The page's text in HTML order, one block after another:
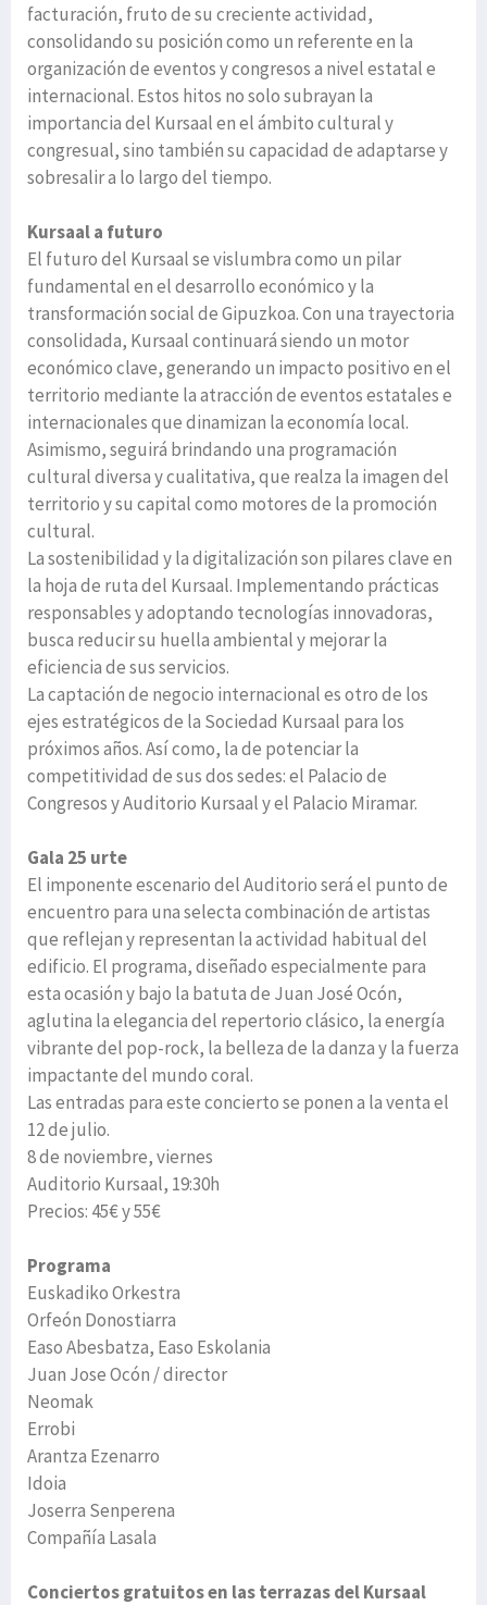
facturación, fruto de su creciente actividad,
consolidando su posición como un referente en la
organización de eventos y congresos a nivel estatal e
internacional. Estos hitos no solo subrayan la
importancia del Kursaal en el ámbito cultural y
congresual, sino también su capacidad de adaptarse y
sobresalir a lo largo del tiempo.
Kursaal a futuro
El futuro del Kursaal se vislumbra como un pilar
fundamental en el desarrollo económico y la
transformación social de Gipuzkoa. Con una trayectoria
consolidada, Kursaal continuará siendo un motor
económico clave, generando un impacto positivo en el
territorio mediante la atracción de eventos estatales e
internacionales que dinamizan la economía local.
Asimismo, seguirá brindando una programación
cultural diversa y cualitativa, que realza la imagen del
territorio y su capital como motores de la promoción
cultural.
La sostenibilidad y la digitalización son pilares clave en
la hoja de ruta del Kursaal. Implementando prácticas
responsables y adoptando tecnologías innovadoras,
busca reducir su huella ambiental y mejorar la
eficiencia de sus servicios.
La captación de negocio internacional es otro de los
ejes estratégicos de la Sociedad Kursaal para los
próximos años. Así como, la de potenciar la
competitividad de sus dos sedes: el Palacio de
Congresos y Auditorio Kursaal y el Palacio Miramar.
Gala 25 urte
El imponente escenario del Auditorio será el punto de
encuentro para una selecta combinación de artistas
que reflejan y representan la actividad habitual del
edificio. El programa, diseñado especialmente para
esta ocasión y bajo la batuta de Juan José Ocón,
aglutina la elegancia del repertorio clásico, la energía
vibrante del pop-rock, la belleza de la danza y la fuerza
impactante del mundo coral.
Las entradas para este concierto se ponen a la venta el
12 de julio.
8 de noviembre, viernes
Auditorio Kursaal, 19:30h
Precios: 45€ y 55€
Programa
Euskadiko Orkestra
Orfeón Donostiarra
Easo Abesbatza, Easo Eskolania
Juan Jose Ocón / director
Neomak
Errobi
Arantza Ezenarro
Idoia
Joserra Senperena
Compañía Lasala
Conciertos gratuitos en las terrazas del Kursaal